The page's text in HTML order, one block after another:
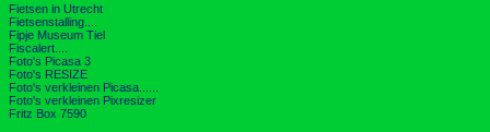
Fietsen in Utrecht
Fietsenstalling....
Fipje Museum Tiel
Fiscalert....
Foto's Picasa 3
Foto's RESIZE
Foto's verkleinen Picasa......
Foto's verkleinen Pixresizer
Fritz Box 7590